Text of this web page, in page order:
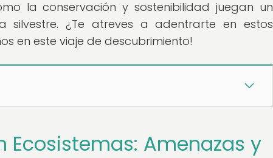
la conservación y sostenibilidad juegan un
¿Te atreves a adentrarte en estos
en este viaje de descubrimiento!
Ecosistemas: Amenazas y